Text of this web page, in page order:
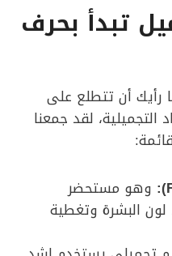
تبدأ بحرف
رأيك أن تتطلع على
التجميلية، لقد جمعنا
): وهو مستحضر
البشرة وتغطية